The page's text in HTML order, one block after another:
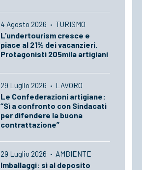
4 Agosto 2026 · TURISMO
L’undertourism cresce e
piace al 21% dei vacanzieri.
Protagonisti 205mila artigiani
29 Luglio 2026 · LAVORO
Le Confederazioni artigiane:
“Sì a confronto con Sindacati
per difendere la buona
contrattazione”
29 Luglio 2026 · AMBIENTE
Imballaggi: sì al deposito